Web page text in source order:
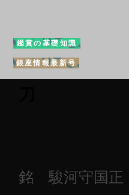
鑑賞の基礎知識
銀座情報最新号
銘 駿河守国正